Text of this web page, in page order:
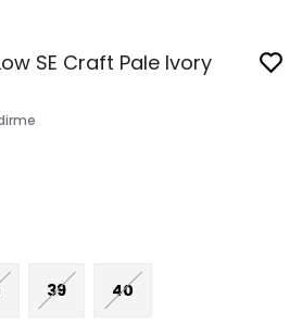
SE Craft Pale Ivory
39 40